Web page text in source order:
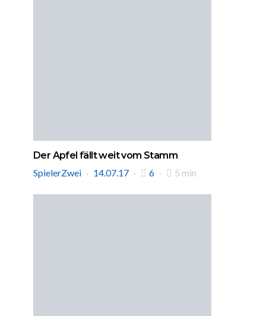
Der Apfel fällt weit vom Stamm
SpielerZwei
14.07.17 6 5 min